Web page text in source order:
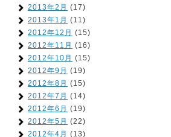
2013年2月 (17)
2013年1月 (11)
2012年12月 (15)
2012年11月 (16)
2012年10月 (15)
2012年9月 (19)
2012年8月 (15)
2012年7月 (14)
2012年6月 (19)
2012年5月 (22)
2012年4月 (13)